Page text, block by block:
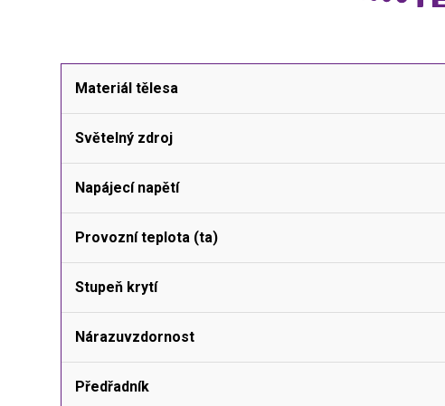
Materiál tělesa
Světelný zdroj
Napájecí napětí
Provozní teplota (ta)
Stupeň krytí
Nárazuvzdornost
Předřadník